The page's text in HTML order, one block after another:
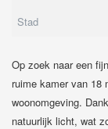
Stad
Op zoek naar een
ruime kamer van 18
woonomgeving.
natuurlijk licht, wat